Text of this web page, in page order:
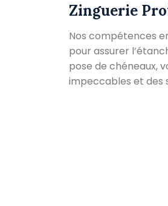
Zinguerie
Nos compétences
pour assurer
pose de chéneaux,
impeccables et des